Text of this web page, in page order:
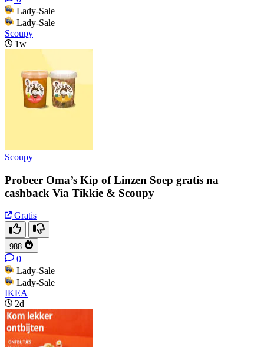
Lady-Sale
Lady-Sale
Scoupy
1w
Scoupy
Probeer Oma’s Kip of Linzen Soep gratis na
cashback Via Tikkie & Scoupy
Gratis
988
0
Lady-Sale
Lady-Sale
IKEA
2d